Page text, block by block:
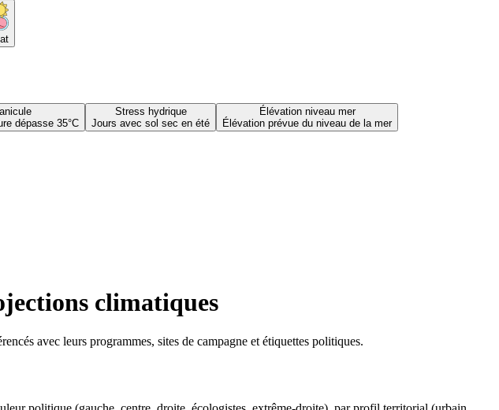
dépasse 35°C
Stress hydrique
Jours avec sol sec en été
Élévation niveau mer
Élévation prévue du niveau de la mer
climatiques
avec leurs programmes, sites de campagne et étiquettes politiques.